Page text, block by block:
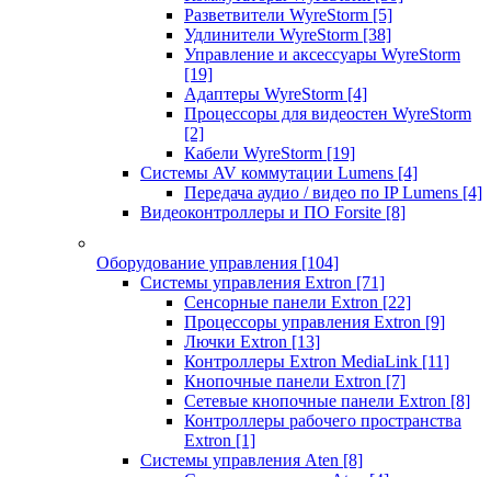
Разветвители WyreStorm [5]
Удлинители WyreStorm [38]
Управление и аксессуары WyreStorm
[19]
Адаптеры WyreStorm [4]
Процессоры для видеостен WyreStorm
[2]
Кабели WyreStorm [19]
Системы AV коммутации Lumens [4]
Передача аудио / видео по IP Lumens [4]
Видеоконтроллеры и ПО Forsite [8]
Оборудование управления [104]
Системы управления Extron [71]
Сенсорные панели Extron [22]
Процессоры управления Extron [9]
Лючки Extron [13]
Контроллеры Extron MediaLink [11]
Кнопочные панели Extron [7]
Сетевые кнопочные панели Extron [8]
Контроллеры рабочего пространства
Extron [1]
Системы управления Aten [8]